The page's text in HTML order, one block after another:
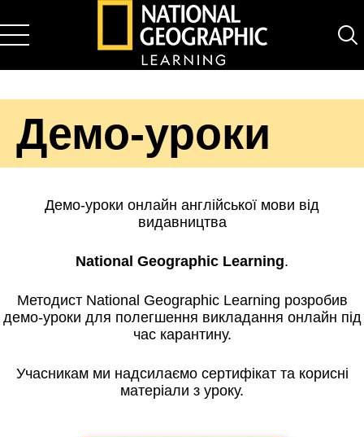
Демо-уроки
Демо-уроки онлайн англійської мови від
видавництва
National Geographic Learning.
Методист National Geographic Learning розробив
демо-уроки для полегшення викладання онлайн під
час карантину.
Учасникам ми надсилаємо сертифікат та корисні
матеріали з уроку.